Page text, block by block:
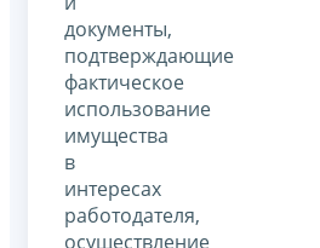
документы,
подтверждающие
фактическое
использование
имущества
в
интересах
работодателя,
осуществление